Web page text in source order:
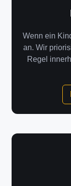
Wenn ein
an. Wir
Regel